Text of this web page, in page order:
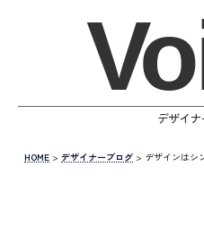
デザイ
HOME > デザイナーブログ > デザインはシ